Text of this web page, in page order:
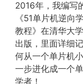
2016年，我编写
《51单片机逆向
教程》在清华大
出版，里面详细
何从一个单片机
一步进化成一个
学者！